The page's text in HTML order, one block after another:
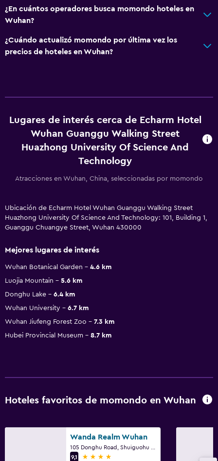
¿En cuántos operadores busca momondo hoteles en
Wuhan?
¿Cuándo actualizó momondo por última vez los
precios de hoteles en Wuhan?
Lugares de interés cerca de Echarm Hotel
Wuhan Guanggu Walking Street
Huazhong University Of Science And
Technology
Atracciones en Wuhan, China, seleccionadas por momondo
Ubicación de Echarm Hotel Wuhan Guanggu Walking Street
Huazhong University Of Science And Technology: 101, Building 1,
Guanggu Chuangye Street, Wuhan 430000
Mejores lugares de interés
Wuhan Botanical Garden
4.6 km
Luojia Mountain
5.6 km
Donghu Lake
6.4 km
Wuhan University
6.7 km
Wuhan Jiufeng Forest Zoo
7.3 km
Hubei Provincial Museum
8.7 km
Hoteles favoritos de momondo en Wuhan
Wanda Realm Wuhan
9,1
4 estrellas